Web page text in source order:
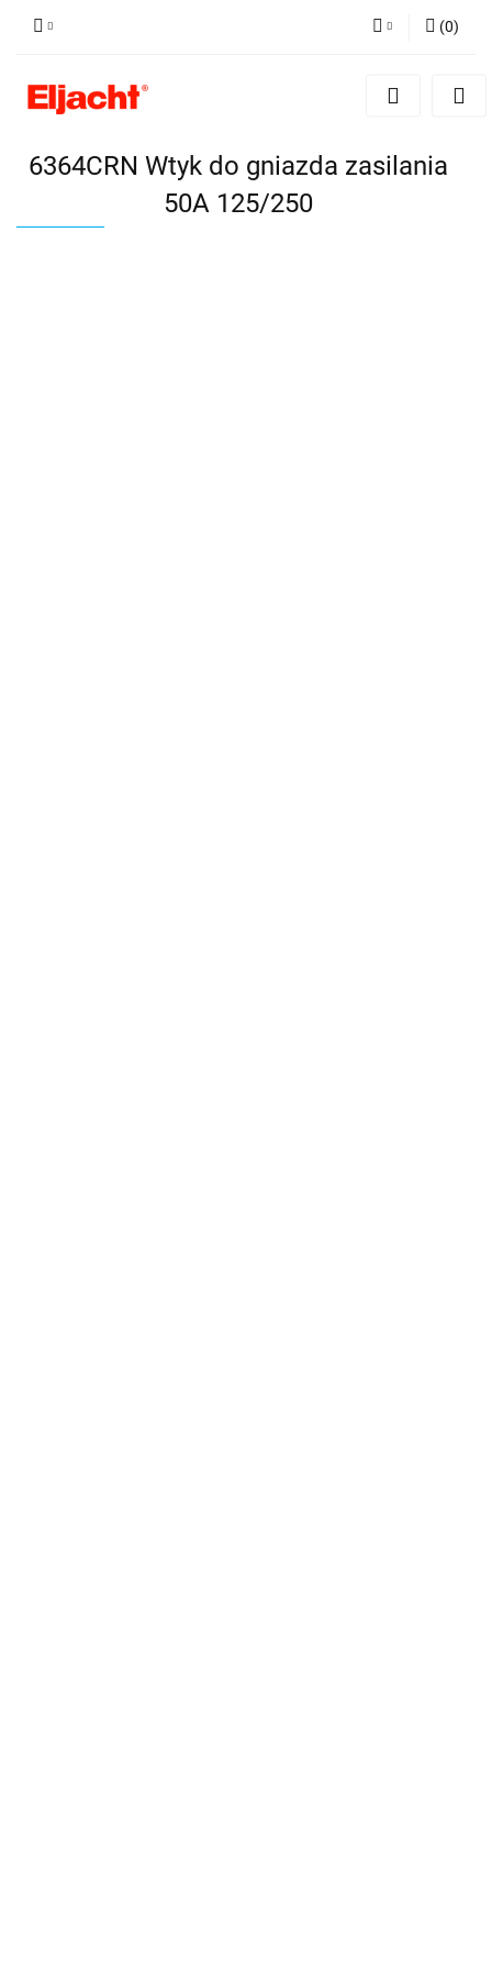
Zaloguj się
(0)
6364CRN Wtyk do gniazda zasilania
50A 125/250